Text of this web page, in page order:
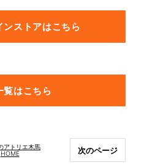
ンストアはこちら
覧はこちら
アトリエ木馬
HOME
次のページ